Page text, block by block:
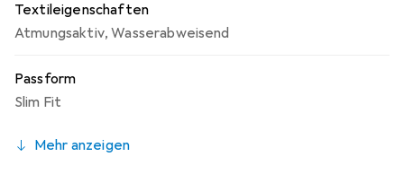
Textileigenschaften
Atmungsaktiv,Wasserabweisend
Passform
Slim Fit
Mehr anzeigen